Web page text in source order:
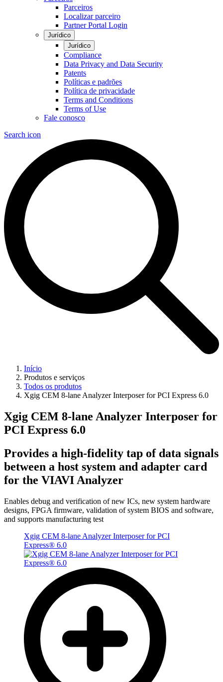
Parceiros
Localizar parceiro
Partner Portal Login
Jurídico
Jurídico
Compliance
Data Privacy and Data Security
Patents
Políticas e padrões
Política de privacidade
Terms and Conditions
Terms of Use
Fale conosco
Search icon
Início
Produtos e serviços
Todos os produtos
Xgig CEM 8-lane Analyzer Interposer for PCI Express 6.0
Xgig CEM 8-lane Analyzer Interposer for
PCI Express 6.0
Provides a high-fidelity tap of data signals
between a host system and adapter card
for the VIAVI Analyzer
Enables debug and verification of new ICs, new system hardware
designs, FPGA firmware, validation of system BIOS and software,
and supports manufacturing test
Xgig CEM 8-lane Analyzer Interposer for PCI
Express® 6.0